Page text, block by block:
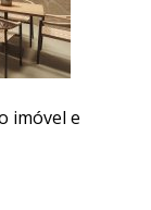
imóvel e